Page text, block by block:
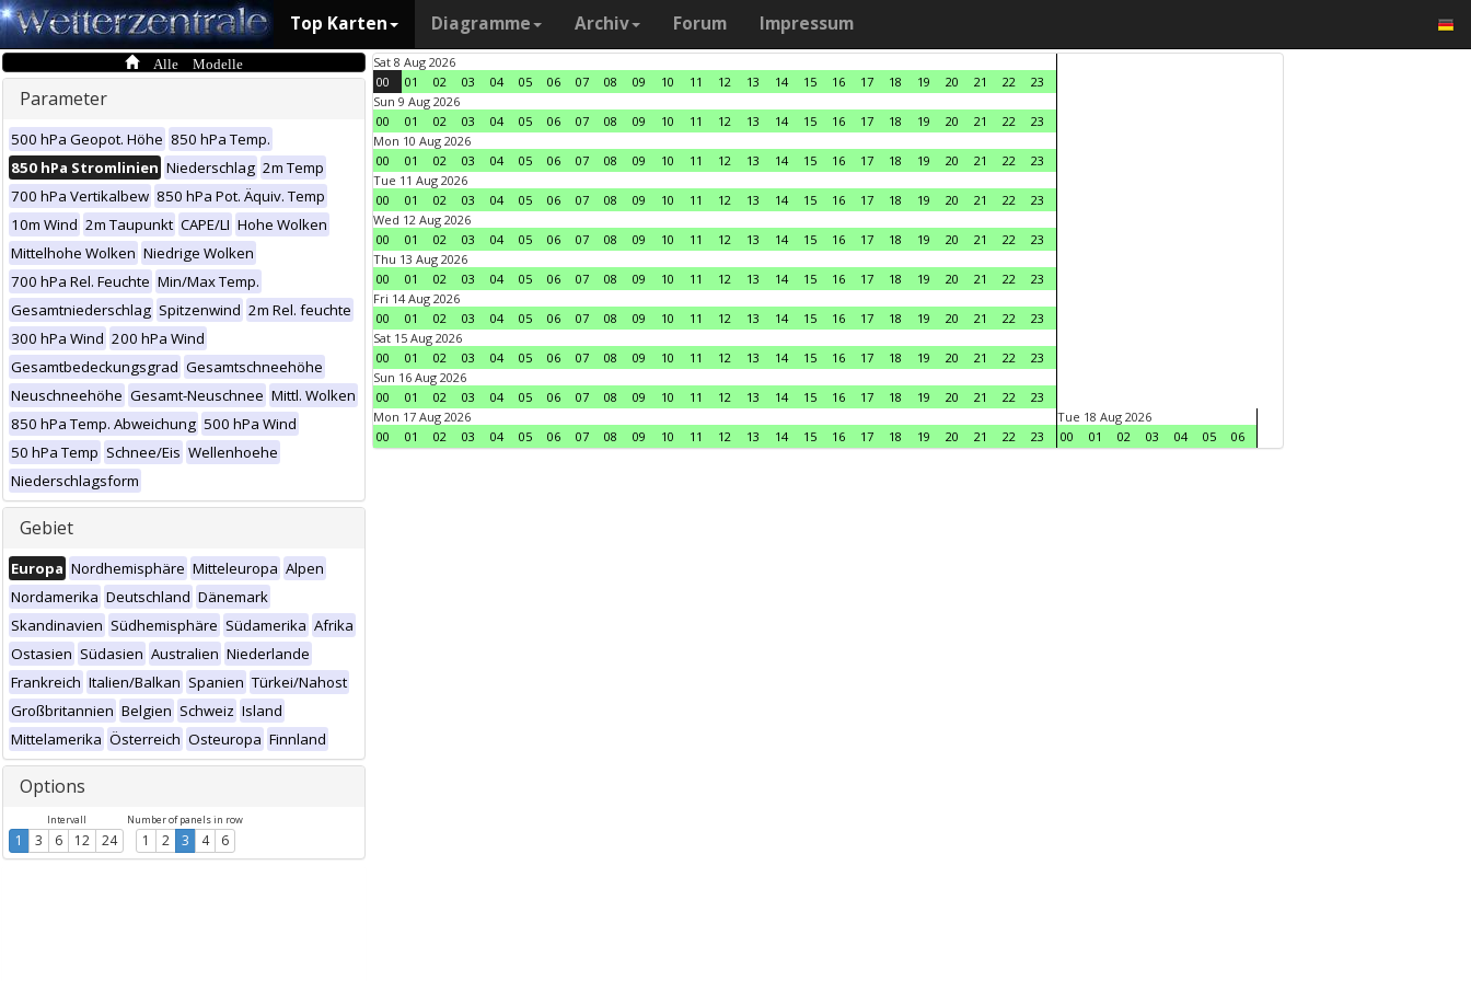
Top Karten Diagramme Archiv Forum Impressum
Alle Modelle
Parameter
500 hPa Geopot. Höhe 850 hPa Temp.
850 hPa Stromlinien Niederschlag 2m Temp
700 hPa Vertikalbew 850 hPa Pot. Äquiv. Temp
10m Wind 2m Taupunkt CAPE/LI Hohe Wolken
Mittelhohe Wolken Niedrige Wolken
700 hPa Rel. Feuchte Min/Max Temp.
Gesamtniederschlag Spitzenwind 2m Rel. feuchte
300 hPa Wind 200 hPa Wind
Gesamtbedeckungsgrad Gesamtschneehöhe
Neuschneehöhe Gesamt-Neuschnee Mittl. Wolken
850 hPa Temp. Abweichung 500 hPa Wind
50 hPa Temp Schnee/Eis Wellenhoehe
Niederschlagsform
Gebiet
Europa Nordhemisphäre Mitteleuropa Alpen
Nordamerika Deutschland Dänemark
Skandinavien Südhemisphäre Südamerika Afrika
Ostasien Südasien Australien Niederlande
Frankreich Italien/Balkan Spanien Türkei/Nahost
Großbritannien Belgien Schweiz Island
Mittelamerika Österreich Osteuropa Finnland
Options
Intervall
1 3 6 12 24
Number of panels in row
1 2 3 4 6
Sat 8 Aug 2026
00
01 02 03 04 05 06 07 08 09 10 11 12 13 14 15 16 17 18 19 20 21 22
23
Sun 9 Aug 2026
00
01 02 03 04 05 06 07 08 09 10 11 12 13 14 15 16 17 18 19 20 21 22
23
Mon 10 Aug 2026
00
01 02 03 04 05 06 07 08 09 10 11 12 13 14 15 16 17 18 19 20 21 22
23
Tue 11 Aug 2026
00
01 02 03 04 05 06 07 08 09 10 11 12 13 14 15 16 17 18 19 20 21 22
23
Wed 12 Aug 2026
00
01 02 03 04 05 06 07 08 09 10 11 12 13 14 15 16 17 18 19 20 21 22
23
Thu 13 Aug 2026
00
01 02 03 04 05 06 07 08 09 10 11 12 13 14 15 16 17 18 19 20 21 22
23
Fri 14 Aug 2026
00
01 02 03 04 05 06 07 08 09 10 11 12 13 14 15 16 17 18 19 20 21 22
23
Sat 15 Aug 2026
00
01 02 03 04 05 06 07 08 09 10 11 12 13 14 15 16 17 18 19 20 21 22
23
Sun 16 Aug 2026
00
01 02 03 04 05 06 07 08 09 10 11 12 13 14 15 16 17 18 19 20 21 22
23
Mon 17 Aug 2026
00
01 02 03 04 05 06 07 08 09 10 11 12 13 14 15 16 17 18 19 20 21 22 23
Tue 18 Aug 2026
00
01 02 03 04 05 06